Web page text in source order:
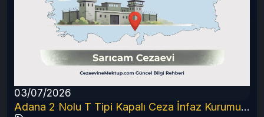
03/07/2026
Adana 2 Nolu T Tipi Kapalı Ceza İnfaz Kurumu (2026 Güncel Rehber)